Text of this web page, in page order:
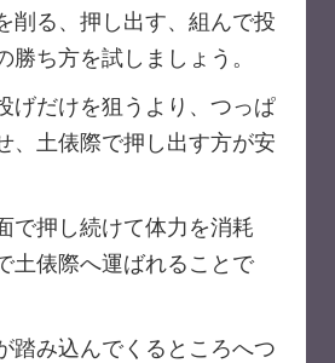
削る、押し出す、組んで投
勝ち方を試しましょう。
げだけを狙うより、つっぱ
、土俵際で押し出す方が安
で押し続けて体力を消耗
土俵際へ運ばれることで
踏み込んでくるところへつ